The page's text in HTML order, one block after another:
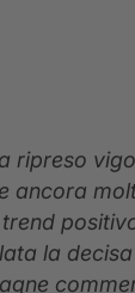
ripreso
ancora
la